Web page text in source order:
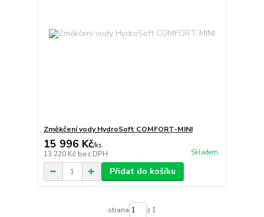
Změkčení vody HydroSoft COMFORT-MINI
15 996 Kč/ks
13 220 Kč bez DPH Skladem
Přidat do košíku
strana z 1